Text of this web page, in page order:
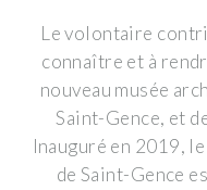
Le volontaire
connaître et à
nouveau musée
Saint-Gence, et
Inauguré en 2019,
de Saint-Gence